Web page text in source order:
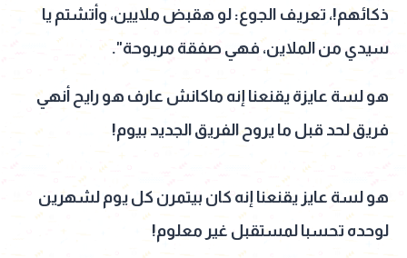
ذكائهم!، تعريف الجوع: لو هقبض ملايين، وأتشتم يا
سيدي من الملاين، فهي صفقة مربوحة".
هو لسة عايزة يقنعنا إنه ماكانش عارف هو رايح أنهي
فريق لحد قبل ما يروح الفريق الجديد بيوم!
هو لسة عايز يقنعنا إنه كان بيتمرن كل يوم لشهرين
لوحده تحسبا لمستقبل غير معلوم!